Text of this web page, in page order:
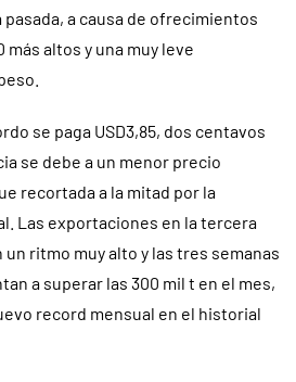
pasada, a causa de ofrecimientos
más altos y una muy leve
se paga USD3,85, dos centavos
se debe a un menor precio
recortada a la mitad por la
Las exportaciones en la tercera
ritmo muy alto y las tres semanas
a superar las 300 mil t en el mes,
record mensual en el historial